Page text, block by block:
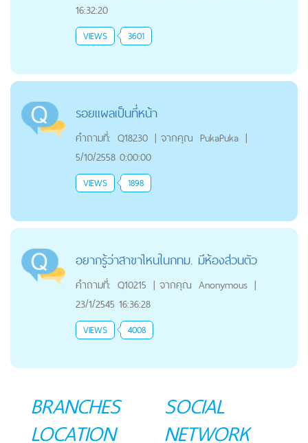
16:32:20
VIEWS 3601
รอยแผลเป็นที่หน้า
คำถามที่: Q18230 | จากคุณ PukaPuka |
5/10/2558 0:00:00
VIEWS 1898
อยากรู้ว่าสาขาไหนในกทม. มีห้องส่วนตัว
คำถามที่: Q10215 | จากคุณ Anonymous |
23/1/2545 16:36:28
VIEWS 4008
BRANCHES
LOCATION
SOCIAL
NETWORK